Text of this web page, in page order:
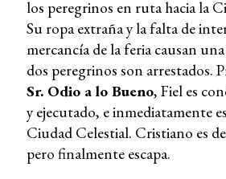
los peregrinos en ruta hacia la
Su ropa extraña y la falta de
mercancía de la feria causan
dos peregrinos son arrestados.
Sr. Odio a lo Bueno, Fiel es
y ejecutado, e inmediatamente
Ciudad Celestial. Cristiano es
pero finalmente escapa.